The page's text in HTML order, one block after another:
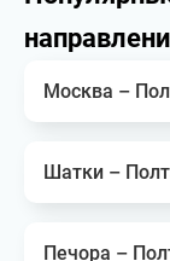
Москва –
Шатки –
Печора –